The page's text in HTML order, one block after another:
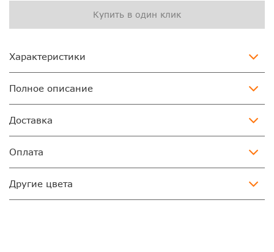
Купить в один клик
Характеристики
Полное описание
Доставка
Оплата
Другие цвета